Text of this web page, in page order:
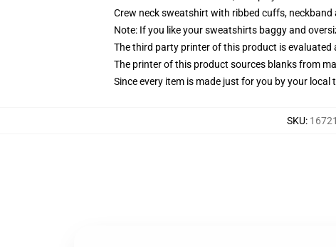
Crew neck sweatshirt with ribbed cuffs, neckband
Note: If you like your sweatshirts baggy and
The third party printer of this product is
The printer of this product sources blanks from
Since every item is made just for you by your
SKU: